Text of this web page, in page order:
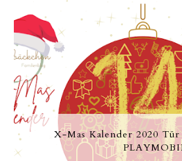
X-Mas Kalender 2020